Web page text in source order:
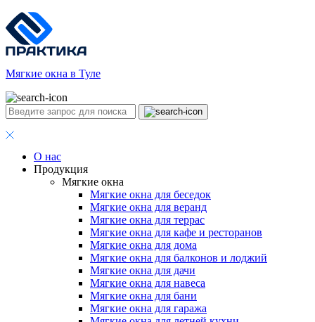
Мягкие окна в Туле
О нас
Продукция
Мягкие окна
Мягкие окна для беседок
Мягкие окна для веранд
Мягкие окна для террас
Мягкие окна для кафе и ресторанов
Мягкие окна для дома
Мягкие окна для балконов и лоджий
Мягкие окна для дачи
Мягкие окна для навеса
Мягкие окна для бани
Мягкие окна для гаража